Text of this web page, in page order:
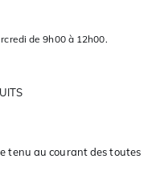
de 9h00 à 12h00.
tenu au courant des toutes